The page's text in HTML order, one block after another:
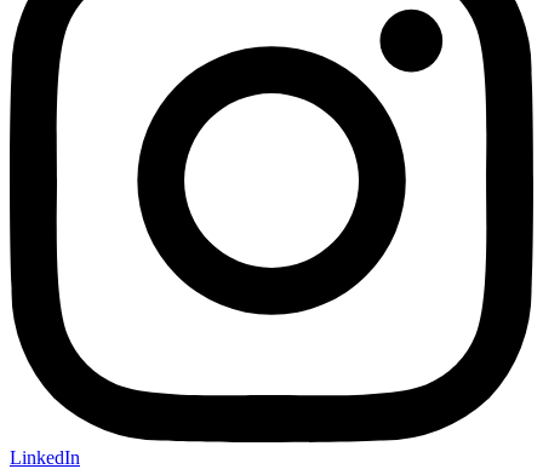
LinkedIn